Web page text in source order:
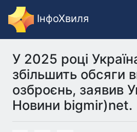
ІнфоХвиля
У 2025 році
збільшить обсяги
озброєнь, заявив
Новини bigmir)net.